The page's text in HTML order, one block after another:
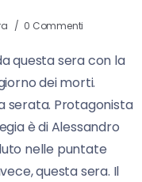
0 Commenti
questa sera con la
dei morti.
serata. Protagonista
è di Alessandro
nelle puntate
questa sera. Il